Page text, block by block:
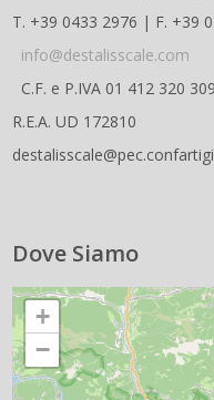
T. +39 0433 2976 | F. +39
info@destalisscale.com
C.F. e P.IVA 01 412 320 309
R.E.A. UD 172810
Dove Siamo
+
−